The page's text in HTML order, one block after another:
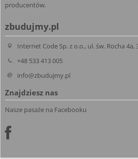
producentów.
zbudujmy.pl
Internet Code Sp. z o.o., ul. św. Rocha 4a,
+48 533 413 005
info@zbudujmy.pl
Znajdziesz nas
Nasze pasaże na Facebooku